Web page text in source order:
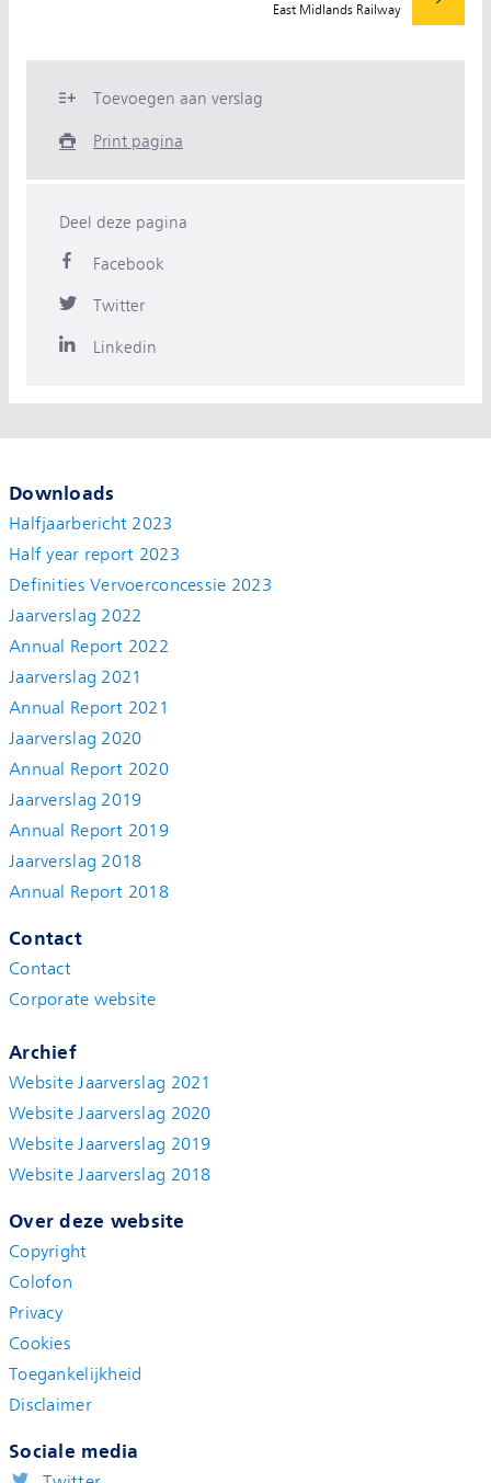
East Midlands Railway
Toevoegen aan verslag
Print pagina
Deel deze pagina
Facebook
Twitter
Linkedin
Downloads
Halfjaarbericht 2023
Half year report 2023
Definities Vervoerconcessie 2023
Jaarverslag 2022
Annual Report 2022
Jaarverslag 2021
Annual Report 2021
Jaarverslag 2020
Annual Report 2020
Jaarverslag 2019
Annual Report 2019
Jaarverslag 2018
Annual Report 2018
Contact
Contact
Corporate website
Archief
Website Jaarverslag 2021
Website Jaarverslag 2020
Website Jaarverslag 2019
Website Jaarverslag 2018
Over deze website
Copyright
Colofon
Privacy
Cookies
Toegankelijkheid
Disclaimer
Sociale media